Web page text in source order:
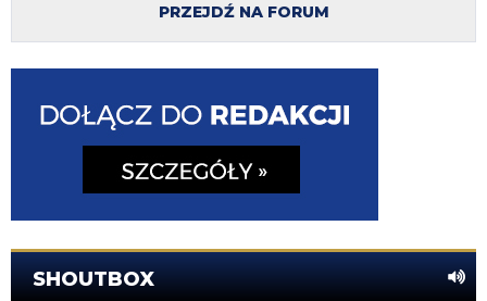
PRZEJDŹ NA FORUM
SHOUTBOX